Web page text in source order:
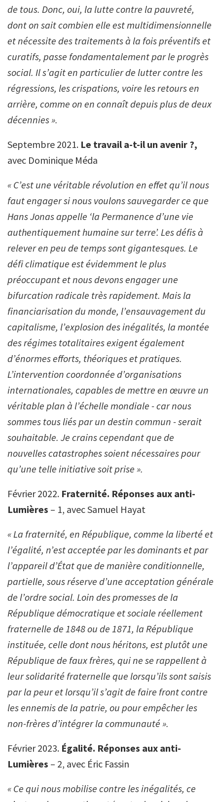
de tous. Donc, oui, la lutte contre la pauvreté,
dont on sait combien elle est multidimensionnelle
et nécessite des traitements à la fois préventifs et
curatifs, passe fondamentalement par le progrès
social. Il s’agit en particulier de lutter contre les
régressions, les crispations, voire les retours en
arrière, comme on en connaît depuis plus de deux
décennies ».
Septembre 2021. Le travail a-t-il un avenir ?,
avec Dominique Méda
« C’est une véritable révolution en effet qu’il nous
faut engager si nous voulons sauvegarder ce que
Hans Jonas appelle ‘la Permanence d’une vie
authentiquement humaine sur terre’. Les défis à
relever en peu de temps sont gigantesques. Le
défi climatique est évidemment le plus
préoccupant et nous devons engager une
bifurcation radicale très rapidement. Mais la
financiarisation du monde, l’ensauvagement du
capitalisme, l’explosion des inégalités, la montée
des régimes totalitaires exigent également
d’énormes efforts, théoriques et pratiques.
L’intervention coordonnée d’organisations
internationales, capables de mettre en œuvre un
véritable plan à l’échelle mondiale - car nous
sommes tous liés par un destin commun - serait
souhaitable. Je crains cependant que de
nouvelles catastrophes soient nécessaires pour
qu’une telle initiative soit prise ».
Février 2022. Fraternité. Réponses aux anti-
Lumières – 1, avec Samuel Hayat
« La fraternité, en République, comme la liberté et
l’égalité, n’est acceptée par les dominants et par
l’appareil d’État que de manière conditionnelle,
partielle, sous réserve d’une acceptation générale
de l’ordre social. Loin des promesses de la
République démocratique et sociale réellement
fraternelle de 1848 ou de 1871, la République
instituée, celle dont nous héritons, est plutôt une
République de faux frères, qui ne se rappellent à
leur solidarité fraternelle que lorsqu’ils sont saisis
par la peur et lorsqu’il s’agit de faire front contre
les ennemis de la patrie, ou pour empêcher les
non-frères d’intégrer la communauté ».
Février 2023. Égalité. Réponses aux anti-
Lumières – 2, avec Éric Fassin
« Ce qui nous mobilise contre les inégalités, ce